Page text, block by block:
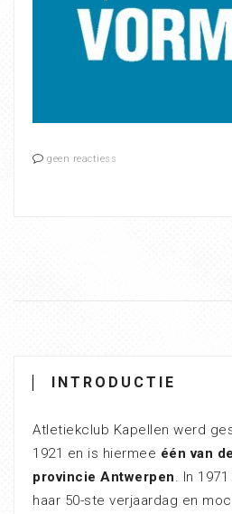
geen reactiess
INTRODUCTIE
Atletiekclub Kapellen werd
1921 en is hiermee één van
provincie Antwerpen. In
haar 50-ste verjaardag en